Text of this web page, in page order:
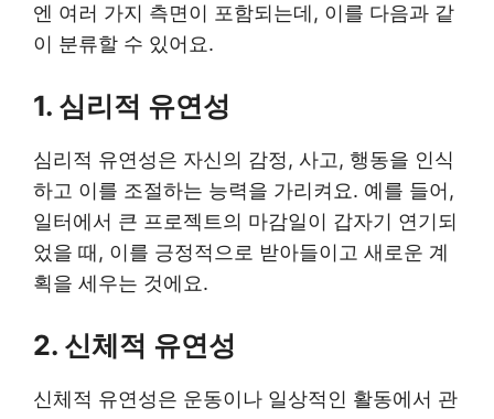
엔 여러 가지 측면이 포함되는데, 이를 다음과 같
이 분류할 수 있어요.
1. 심리적 유연성
심리적 유연성은 자신의 감정, 사고, 행동을 인식
하고 이를 조절하는 능력을 가리켜요. 예를 들어,
일터에서 큰 프로젝트의 마감일이 갑자기 연기되
었을 때, 이를 긍정적으로 받아들이고 새로운 계
획을 세우는 것에요.
2. 신체적 유연성
신체적 유연성은 운동이나 일상적인 활동에서 관